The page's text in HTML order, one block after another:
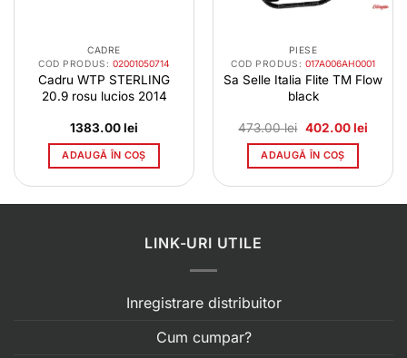
CADRE
COD PRODUS: 02001050714
Cadru WTP STERLING
20.9 rosu lucios 2014
1383.00lei
ADAUGĂ ÎN COȘ
PIESE
COD PRODUS: 017A006AH0001
Sa Selle Italia Flite TM Flow
black
473.00lei Prețul
a
fost:
473.00 lei.
402.00leiPrețul
ADAUGĂ ÎN COȘ
LINK-URI UTILE
Inregistrare distribuitor
Cum cumpar?